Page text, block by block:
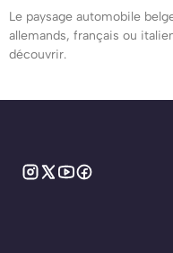
Le paysage automobile
allemands, français ou
découvrir.